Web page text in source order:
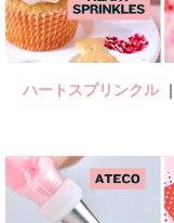
ハートスプリンクル｜